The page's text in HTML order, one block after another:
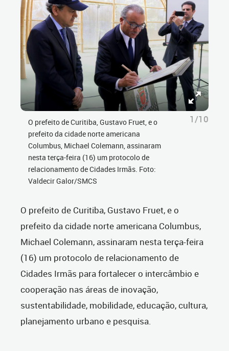
O prefeito de Curitiba, Gustavo Fruet, e o
prefeito da cidade norte americana
Columbus, Michael Colemann, assinaram
nesta terça-feira (16) um protocolo de
relacionamento de Cidades Irmãs. Foto:
Valdecir Galor/SMCS
1/10
O prefeito de Curitiba, Gustavo Fruet, e o
prefeito da cidade norte americana Columbus,
Michael Colemann, assinaram nesta terça-feira
(16) um protocolo de relacionamento de
Cidades Irmãs para fortalecer o intercâmbio e
cooperação nas áreas de inovação,
sustentabilidade, mobilidade, educação, cultura,
planejamento urbano e pesquisa.